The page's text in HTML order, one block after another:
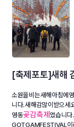
[축제포토]새해
소원을비는새해아침에
니다.새해감많이받으세
영동곶감축제였습니
GOTGAMFESTIVAL이